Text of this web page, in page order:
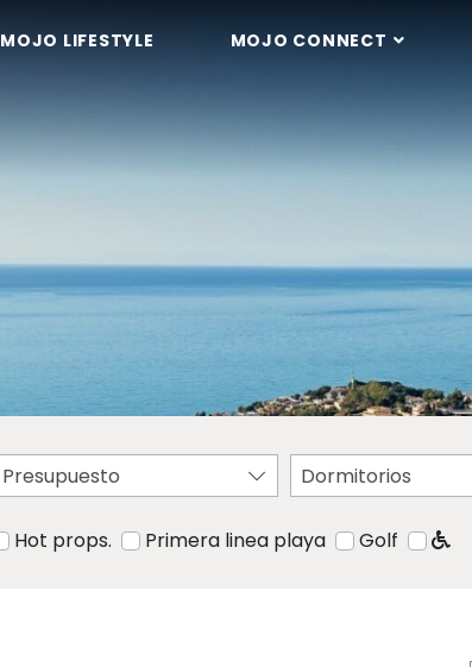
MOJO LIFESTYLE MOJO CONNECT
Presupuesto Dormitorios
Hot props. Primera linea playa Golf